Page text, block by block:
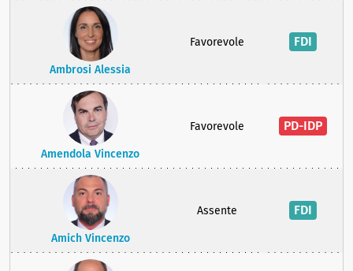
Ambrosi Alessia
Favorevole FDI
Amendola Vincenzo
Favorevole PD-IDP
Amich Vincenzo
Assente FDI